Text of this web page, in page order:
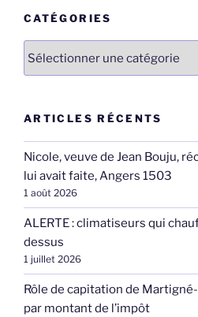
CATÉGORIES
ARTICLES RÉCENTS
Nicole, veuve de Jean Bouju,
lui avait faite, Angers 1503
1 août 2026
ALERTE : climatiseurs qui
dessus
1 juillet 2026
Rôle de capitation de
par montant de l’impôt